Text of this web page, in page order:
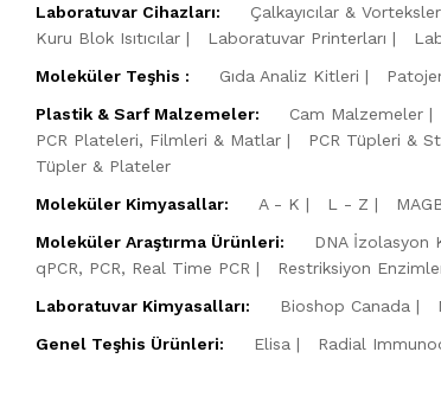
Laboratuvar Cihazları:
Çalkayıcılar & Vorteksler
Kuru Blok Isıtıcılar
Laboratuvar Printerları
Moleküler Teşhis :
Gıda Analiz Kitleri
Plastik & Sarf Malzemeler:
Cam Malzemeler
PCR Plateleri, Filmleri & Matlar
PCR Tüpleri &
Tüpler & Plateler
Moleküler Kimyasallar:
A - K L - Z
Moleküler Araştırma Ürünleri:
DNA İzolasyon
qPCR, PCR, Real Time PCR
Restriksiyon
Laboratuvar Kimyasalları:
Bioshop Canada
Genel Teşhis Ürünleri:
Elisa Radial